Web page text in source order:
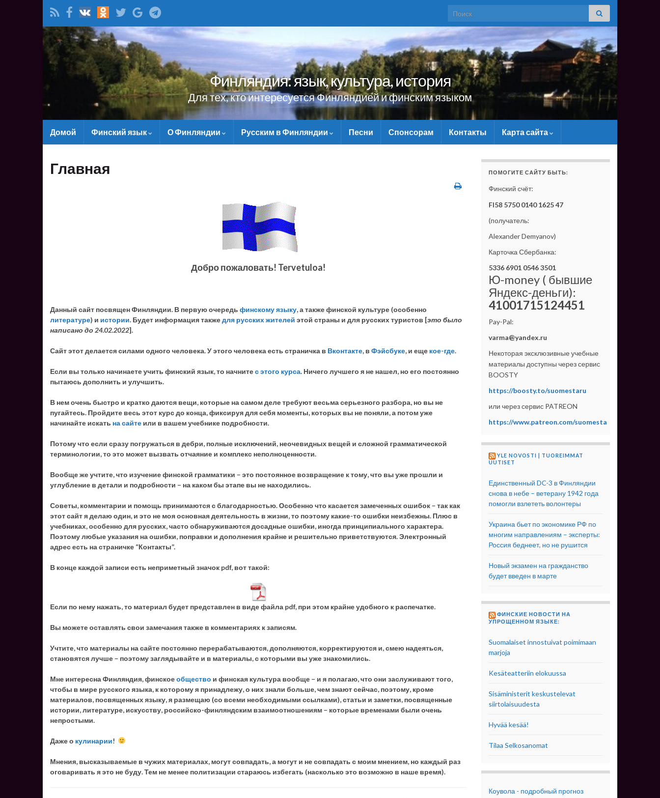
Search for:
Финляндия: язык, культура, история
Для тех, кто интересуется Финляндией и финским языком
Домой Финский язык О Финляндии Русским в Финляндии Песни Спонсорам Контакты Карта сайта
Главная
Добро пожаловать! Tervetuloa!
Данный сайт посвящен Финляндии. В первую очередь финскому языку, а также финской культуре (особенно
литературе) и истории. Будет информация такжедля русских жителей этой страны и для русских туристов [это было
написано до 24.02.2022].
Сайт этот делается силами одного человека. У этого человека есть страничка в Вконтакте, в Фэйсбуке, и еще кое-где.
Если вы только начинаете учить финский язык, то начнитес этого курса. Ничего лучшего я не нашел, но его постоянно
пытаюсь дополнить и улучшить.
В нем очень быстро и кратко даются вещи, которые на самом деле требуют весьма серьезного разбора, но вы не
пугайтесь. Пройдите весь этот курс до конца, фиксируя для себя моменты, которых вы не поняли, а потом уже
начинайте искать на сайте или в вашем учебнике подробности.
Потому что если сразу погружаться в дебри, полные исключений, неочевидных вещей и сложной грамматической
терминологии, то это может вызвать отчаяние и комплекс неполноценности.
Вообще же учтите, что изучение финской грамматики – это постоянное возвращение к тому, что вы уже прошли и
углубление в детали и подробности – на каком бы этапе вы не находились.
Советы, комментарии и помощь принимаются с благодарностью. Особенно что касается замеченных ошибок – так как
этот сайт я делаю один, и это не моя основная деятельность в жизни, то поэтому какие-то ошибки неизбежны. Плюс в
учебниках, особенно для русских, часто обнаруживаются досадные ошибки, иногда принципиального характера.
Поэтому любые указания на ошибки, поправки и дополнения крайне и решительно приветствуются. Электронный
адрес есть на страничке “Контакты”.
В конце каждой записи есть неприметный значок pdf, вот такой:
Если по нему нажать, то материал будет представлен в виде файла pdf, при этом крайне удобного к распечатке.
Вы можете оставлять свои замечания также в комментариях к записям.
Учтите, что материалы на сайте постоянно перерабатываются, дополняются, корректируются и, смею надеяться,
становятся лучше – поэтому заглядывайте и в материалы, с которыми вы уже знакомились.
Мне интересна Финляндия, финскоеобщество и финская культура вообще – и я полагаю, что они заслуживают того,
чтобы в мире русского языка, к которому я принадлежу, о них знали больше, чем знают сейчас, поэтому, кроме
материалов, посвященных языку, я размещаю (со всеми необходимыми ссылками), статьи и заметки, посвященные
истории, литературе, искусству, российско-финляндским взаимоотношениям – которые временами были очень
непростыми.
Даже о кулинарии!
Мнения, высказываемые в чужих материалах, могут совпадать, а могут и не совпадать с моим мнением, но каждый раз
оговаривать я это не буду. Тем не менее политизации стараюсь избегать (насколько это возможно в наше время).
ПОМОГИТЕ САЙТУ БЫТЬ:
Финский счёт:
FI58 5750 0140 1625 47
(получатель:
Alexander Demyanov)
Карточка Сбербанка:
5336 6901 0546 3501
Ю-money ( бывшие
Яндекс-деньги):
41001715124451
Pay-Pal:
varma@yandex.ru
Некоторая эксклюзивные учебные
материалы доступны через сервис
BOOSTY
https://boosty.to/suomestaru
или через сервис PATREON
https://www.patreon.com/suomesta
YLE NOVOSTI | TUOREIMMAT
UUTISET
Единственный DC-3 в Финляндии
снова в небе – ветерану 1942 года
помогли взлететь волонтеры
Украина бьет по экономике РФ по
многим направлениям – эксперты:
Россия беднеет, но не рушится
Новый экзамен на гражданство
будет введен в марте
ФИНСКИЕ НОВОСТИ НА
УПРОЩЕННОМ ЯЗЫКЕ:
Suomalaiset innostuivat poimimaan
marjoja
Kesäteatteriin elokuussa
Sisäministerit keskustelevat
siirtolaisuudesta
Hyvää kesää!
Tilaa Selkosanomat
Коувола - подробный прогноз